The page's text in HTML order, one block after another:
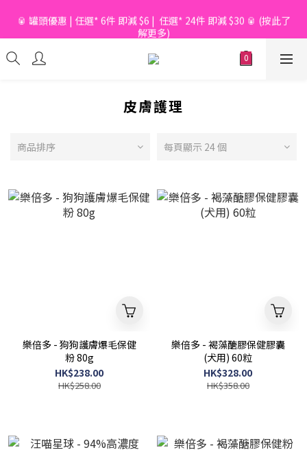
📦滿$150起免香港運費*  |  📦 滿$600起免澳門運費*
🥫 罐頭優惠 | 任選* 6件 即減 $6 |  任選* 24件 即減 $30 🥫 (按此了
解更多)
📦滿$150起免香港運費*  |  📦 滿$600起免澳門運費*
皮膚護理
商品排序 每頁顯示 24 個
樂倍多 - 狗狗護膚爆毛保健
粉 80g
HK$238.00
HK$258.00
樂倍多 - 褐藻醣膠保健膠囊
(犬用) 60粒
HK$328.00
HK$358.00